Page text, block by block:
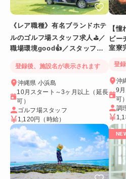
《レア職種》有名ブランドホテ
ルのゴルフ場スタッフ求人⛳／
職場環境good👍／スタッフ満
登録後、施設名が表示されます
沖縄県 小浜島
10月スタート～3ヶ月以上（延長
可）
ゴルフ場スタッフ
1,120円 （時給）
【
ビー
室寮
登
沖
9
可）
調